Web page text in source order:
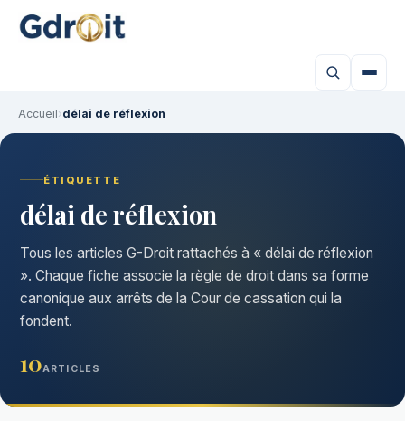
Accueil›délai de réflexion
ÉTIQUETTE
délai de réflexion
Tous les articles G-Droit rattachés à « délai de réflexion
». Chaque fiche associe la règle de droit dans sa forme
canonique aux arrêts de la Cour de cassation qui la
fondent.
10ARTICLES